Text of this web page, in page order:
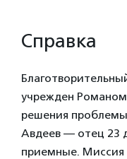
Справка
учрежден
решения
Авдеев — отец 23
приемные.